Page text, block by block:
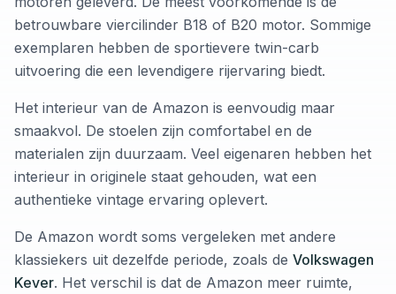
betrouwbare viercilinder B18 of B20 motor. Sommige
exemplaren hebben de sportievere twin-carb
uitvoering die een levendigere rijervaring biedt.
Het interieur van de Amazon is eenvoudig maar
smaakvol. De stoelen zijn comfortabel en de
materialen zijn duurzaam. Veel eigenaren hebben het
interieur in originele staat gehouden, wat een
authentieke vintage ervaring oplevert.
De Amazon wordt soms vergeleken met andere
klassiekers uit dezelfde periode, zoals de Volkswagen
Kever. Het verschil is dat de Amazon meer ruimte,